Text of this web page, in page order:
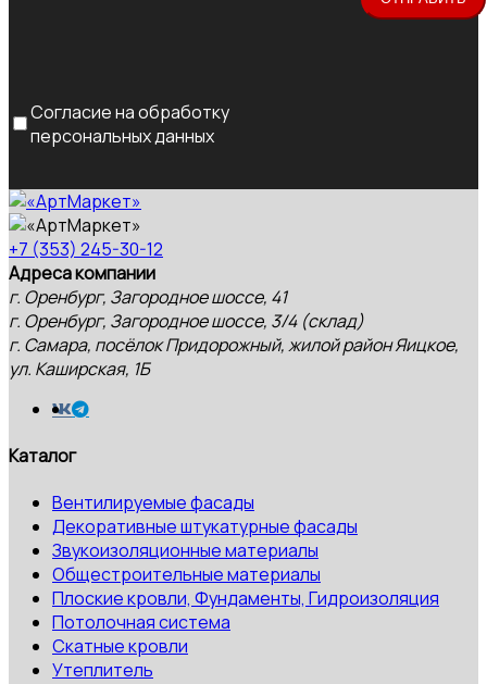
Согласие на обработку
персональных данных
+7 (353) 245-30-12
Адреса компании
г. Оренбург, Загородное шоссе, 41
г. Оренбург, Загородное шоссе, 3/4 (склад)
г. Самара, посёлок Придорожный, жилой район Яицкое,
ул. Каширская, 1Б
Каталог
Вентилируемые фасады
Декоративные штукатурные фасады
Звукоизоляционные материалы
Общестроительные материалы
Плоские кровли, Фундаменты, Гидроизоляция
Потолочная система
Скатные кровли
Утеплитель